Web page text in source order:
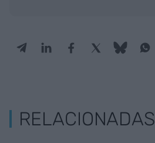
RELACIONADAS